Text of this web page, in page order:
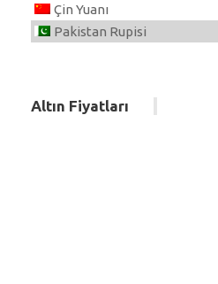
Çin Yuanı
Pakistan Rupisi
Altın Fiyatları